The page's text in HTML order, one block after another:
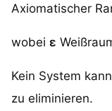
Axiomatischer
wobei ε
Kein System kann
zu eliminieren.